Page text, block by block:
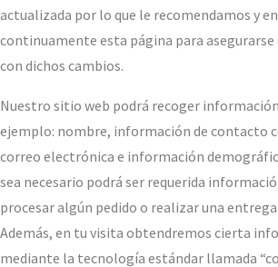
actualizada por lo que le recomendamos y
continuamente esta página para asegurarse
con dichos cambios.
Nuestro sitio web podrá recoger
ejemplo: nombre, información de contacto
correo electrónica e información
sea necesario podrá ser requerida
procesar algún pedido o realizar una
Además, en tu visita obtendremos cierta
mediante la tecnología estándar llamada